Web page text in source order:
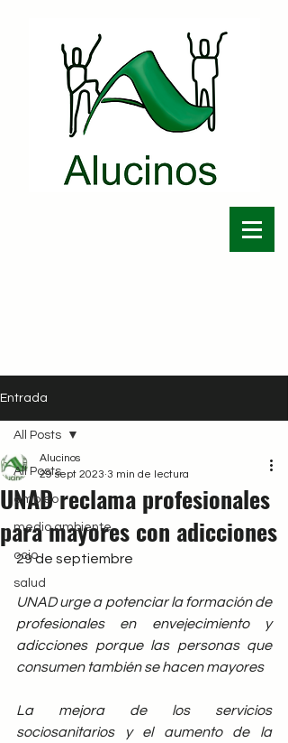
Entrada
All Posts
empleo
medio ambiente
ocio
salud
All Posts
UNAD reclama profesionales
para mayores con adicciones
Alucinos
29 sept 2023 3 min de lectura
29 de septiembre
UNAD urge a potenciar la formación de
profesionales en envejecimiento y
adicciones porque las personas que
consumen también se hacen mayores
La mejora de los servicios
sociosanitarios y el aumento de la